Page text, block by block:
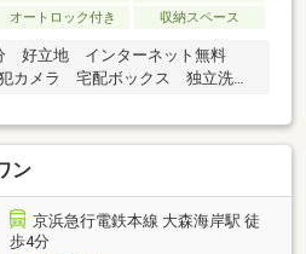
オートロック付き 収納スペース
好立地 インターネット無料
カメラ 宅配ボックス 独立洗面
ン
京浜急行電鉄本線 大森海岸駅 徒
歩4分